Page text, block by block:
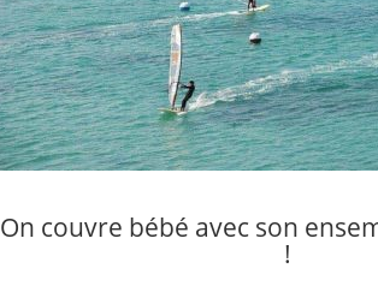
On couvre bébé avec son
!